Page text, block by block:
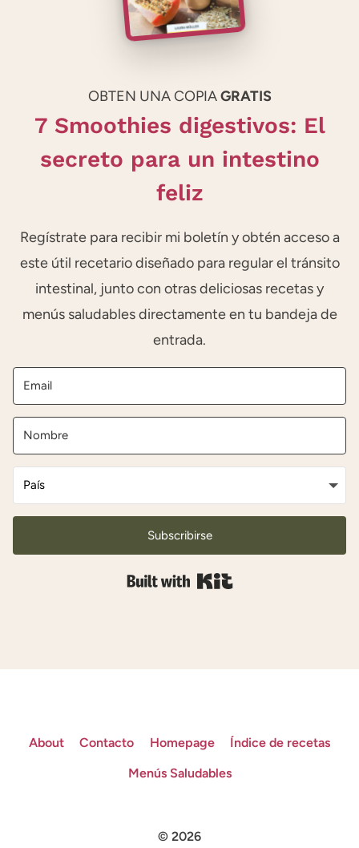
OBTEN UNA COPIAGRATIS
7 Smoothies digestivos: El
secreto para un intestino
feliz
Regístrate para recibir mi boletín y obtén acceso a
este útil recetario diseñado para regular el tránsito
intestinal, junto con otras deliciosas recetas y
menús saludables directamente en tu bandeja de
entrada.
Subscribirse
Built with Kit
About Contacto Homepage
Índice de recetas
Menús Saludables
© 2026